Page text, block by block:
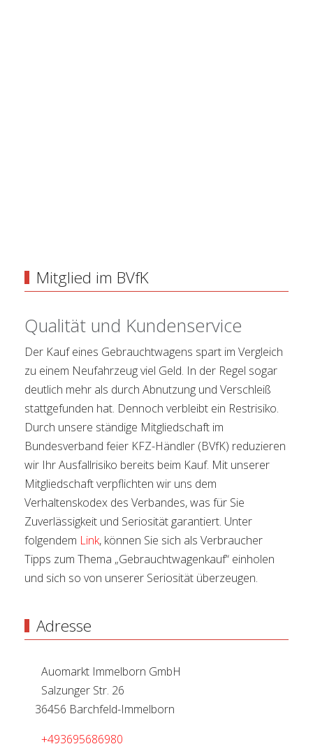
Mitglied im BVfK
Qualität und Kundenservice
Der Kauf eines Gebrauchtwagens spart im Vergleich
zu einem Neufahrzeug viel Geld. In der Regel sogar
deutlich mehr als durch Abnutzung und Verschleiß
stattgefunden hat. Dennoch verbleibt ein Restrisiko.
Durch unsere ständige Mitgliedschaft im
Bundesverband feier KFZ-Händler (BVfK) reduzieren
wir Ihr Ausfallrisiko bereits beim Kauf. Mit unserer
Mitgliedschaft verpflichten wir uns dem
Verhaltenskodex des Verbandes, was für Sie
Zuverlässigkeit und Seriosität garantiert. Unter
folgendem Link, können Sie sich als Verbraucher
Tipps zum Thema „Gebrauchtwagenkauf“ einholen
und sich so von unserer Seriosität überzeugen.
Adresse
Auomarkt Immelborn GmbH
Salzunger Str. 26
36456 Barchfeld-Immelborn
+493695686980